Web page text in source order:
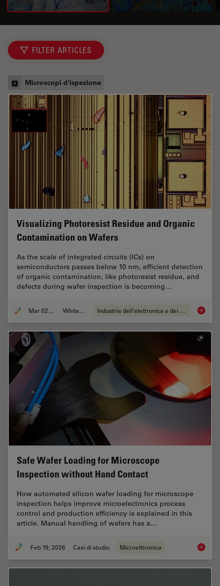
FILTER ARTICLES
Microscopi d'ispezione
Visualizing Photoresist Residue and Organic
Contamination on Wafers
As the scale of integrated circuits (ICs) on
semiconductors passes below 10 nm, efficient detection
of organic contamination, like photoresist residue, and
defects during wafer inspection is becoming…
Mar 02, 2026 Whitepaper Industria dell'elettronica e dei semiconduttori
Safe Wafer Loading for Microscope
Inspection without Hand Contact
How automated silicon wafer loading for microscope
inspection helps improve microelectronics process
control and production efficiency is explained in this
article. Manual handling of wafers has a…
Feb 19, 2026 Casi di studio Microelttronica Safe